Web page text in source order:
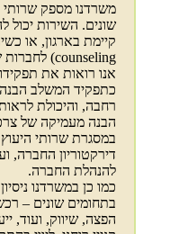
משרדנו מספק שרותי
שונים. השירות יכול
counseling) לחברות שאין להן יועץ משפטי פנימי.
אנו רואות את
כתפקיד המשלב
רחבה, והיכולת
הבנה מעמיקה של
במסגרת שרותי היעוץ
דירקטוריון החברה,
להנהלת החברה.
כמו כן במשרדנו
בתחומים שונים –
הפצה, שיווק, ועוד,